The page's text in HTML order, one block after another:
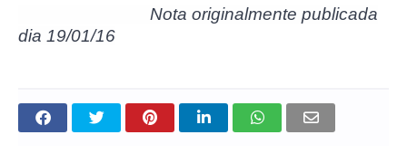
Nota originalmente publicada
dia 19/01/16